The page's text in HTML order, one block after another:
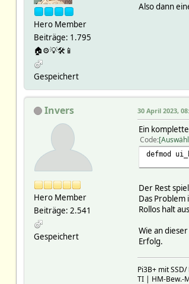
Hero Member
Beiträge: 1.795
🏠⚙️💡🛠📱
Gespeichert
Also dann
Invers
Hero Member
Beiträge: 2.541
Gespeichert
30 April 2023,
Ein
Code
defmod
Der Rest
Das
Rollos halt
Wie an
Erfolg.
Pi3B+ mit
TI | HM-Bew.-